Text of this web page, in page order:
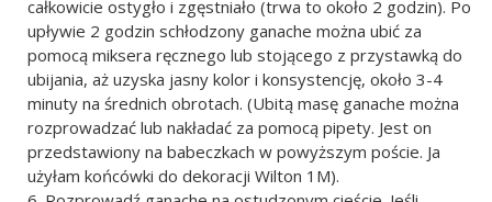
całkowicie ostygło i zgęstniało (trwa to około 2 godzin). Po
upływie 2 godzin schłodzony ganache można ubić za
pomocą miksera ręcznego lub stojącego z przystawką do
ubijania, aż uzyska jasny kolor i konsystencję, około 3-4
minuty na średnich obrotach. (Ubitą masę ganache można
rozprowadzać lub nakładać za pomocą pipety. Jest on
przedstawiony na babeczkach w powyższym poście. Ja
użyłam końcówki do dekoracji Wilton 1M).